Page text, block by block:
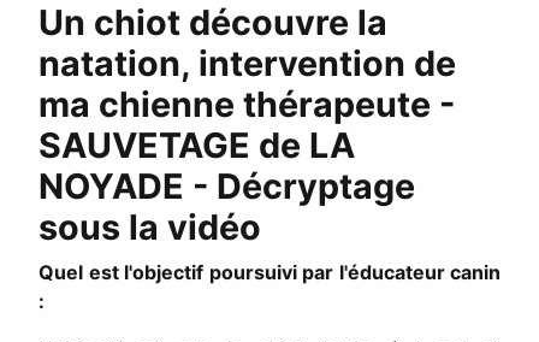
Un chiot découvre la
natation, intervention de
ma chienne thérapeute -
SAUVETAGE de LA
NOYADE - Décryptage
sous la vidéo
Quel est l'objectif poursuivi par l'éducateur canin
: